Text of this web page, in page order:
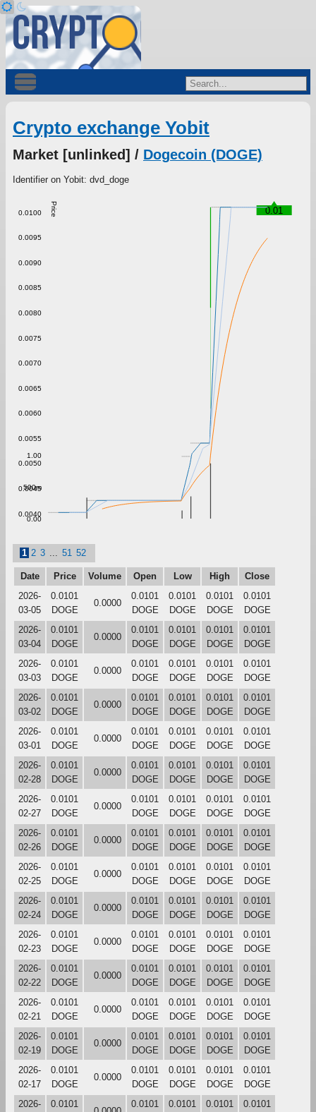
Crypto exchange Yobit
Market [unlinked] / Dogecoin (DOGE)
Identifier on Yobit: dvd_doge
Price
0.0040
0.0045
0.0050
0.0055
0.0060
0.0065
0.0070
0.0075
0.0080
0.0085
0.0090
0.0095
0.0100 0.01
0.00
500m
1.00
1 2 3 51 52
Date Price Volume Open Low High
Close
2026-
03-05
0.0101
DOGE
0.0000
0.0101
DOGE
0.0101
DOGE
0.0101
DOGE
0.0101
DOGE
2026-
03-04
0.0101
DOGE
0.0000
0.0101
DOGE
0.0101
DOGE
0.0101
DOGE
0.0101
DOGE
2026-
03-03
0.0101
DOGE
0.0000
0.0101
DOGE
0.0101
DOGE
0.0101
DOGE
0.0101
DOGE
2026-
03-02
0.0101
DOGE
0.0000
0.0101
DOGE
0.0101
DOGE
0.0101
DOGE
0.0101
DOGE
2026-
03-01
0.0101
DOGE
0.0000
0.0101
DOGE
0.0101
DOGE
0.0101
DOGE
0.0101
DOGE
2026-
02-28
0.0101
DOGE
0.0000
0.0101
DOGE
0.0101
DOGE
0.0101
DOGE
0.0101
DOGE
2026-
02-27
0.0101
DOGE
0.0000
0.0101
DOGE
0.0101
DOGE
0.0101
DOGE
0.0101
DOGE
2026-
02-26
0.0101
DOGE
0.0000
0.0101
DOGE
0.0101
DOGE
0.0101
DOGE
0.0101
DOGE
2026-
02-25
0.0101
DOGE
0.0000
0.0101
DOGE
0.0101
DOGE
0.0101
DOGE
0.0101
DOGE
2026-
02-24
0.0101
DOGE
0.0000
0.0101
DOGE
0.0101
DOGE
0.0101
DOGE
0.0101
DOGE
2026-
02-23
0.0101
DOGE
0.0000
0.0101
DOGE
0.0101
DOGE
0.0101
DOGE
0.0101
DOGE
2026-
02-22
0.0101
DOGE
0.0000
0.0101
DOGE
0.0101
DOGE
0.0101
DOGE
0.0101
DOGE
2026-
02-21
0.0101
DOGE
0.0000
0.0101
DOGE
0.0101
DOGE
0.0101
DOGE
0.0101
DOGE
2026-
02-19
0.0101
DOGE
0.0000
0.0101
DOGE
0.0101
DOGE
0.0101
DOGE
0.0101
DOGE
2026-
02-17
0.0101
DOGE
0.0000
0.0101
DOGE
0.0101
DOGE
0.0101
DOGE
0.0101
DOGE
2026-
0.0101
0.0101
0.0101
0.0101
0.0101